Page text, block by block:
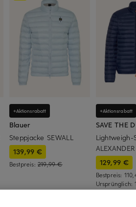
+Aktionsrabatt
Blauer
Steppjacke SEWALL
139,99 €
Bestpreis: 219,99 €
+Aktionsrabatt
SAVE THE
Lightweigh-
ALEXANDER
129,99 €
Bestpreis:
Ursprünglich: